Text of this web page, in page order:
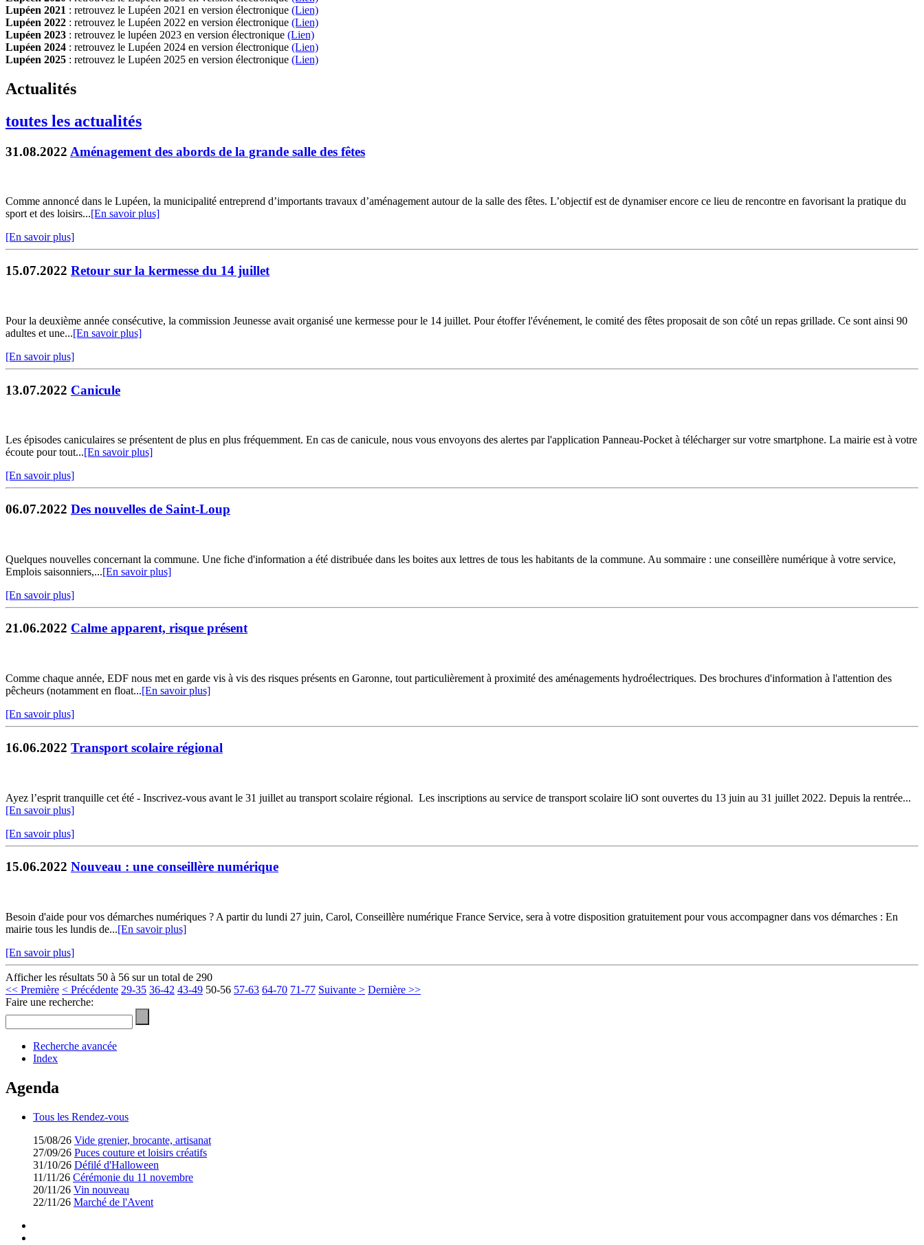
Lupéen 2021 : retrouvez le Lupéen 2021 en version électronique (Lien)
Lupéen 2022 : retrouvez le Lupéen 2022 en version électronique (Lien)
Lupéen 2023 : retrouvez le lupéen 2023 en version électronique (Lien)
Lupéen 2024 : retrouvez le Lupéen 2024 en version électronique (Lien)
Lupéen 2025 : retrouvez le Lupéen 2025 en version électronique (Lien)
Actualités
toutes les actualités
31.08.2022 Aménagement des abords de la grande salle des fêtes
Comme annoncé dans le Lupéen, la municipalité entreprend d’importants travaux d’aménagement autour de la salle des fêtes. L’objectif est de dynamiser encore ce lieu de rencontre en favorisant la pratique du
sport et des loisirs...[En savoir plus]
[En savoir plus]
15.07.2022 Retour sur la kermesse du 14 juillet
Pour la deuxième année consécutive, la commission Jeunesse avait organisé une kermesse pour le 14 juillet. Pour étoffer l'événement, le comité des fêtes proposait de son côté un repas grillade. Ce sont ainsi 90
adultes et une...[En savoir plus]
[En savoir plus]
13.07.2022 Canicule
Les épisodes caniculaires se présentent de plus en plus fréquemment. En cas de canicule, nous vous envoyons des alertes par l'application Panneau-Pocket à télécharger sur votre smartphone. La mairie est à votre
écoute pour tout...[En savoir plus]
[En savoir plus]
06.07.2022 Des nouvelles de Saint-Loup
Quelques nouvelles concernant la commune. Une fiche d'information a été distribuée dans les boites aux lettres de tous les habitants de la commune. Au sommaire : une conseillère numérique à votre service,
Emplois saisonniers,...[En savoir plus]
[En savoir plus]
21.06.2022 Calme apparent, risque présent
Comme chaque année, EDF nous met en garde vis à vis des risques présents en Garonne, tout particulièrement à proximité des aménagements hydroélectriques. Des brochures d'information à l'attention des
pêcheurs (notamment en float...[En savoir plus]
[En savoir plus]
16.06.2022 Transport scolaire régional
Ayez l’esprit tranquille cet été - Inscrivez-vous avant le 31 juillet au transport scolaire régional. Les inscriptions au service de transport scolaire liO sont ouvertes du 13 juin au 31 juillet 2022. Depuis la rentrée...
[En savoir plus]
[En savoir plus]
15.06.2022 Nouveau : une conseillère numérique
Besoin d'aide pour vos démarches numériques ? A partir du lundi 27 juin, Carol, Conseillère numérique France Service, sera à votre disposition gratuitement pour vous accompagner dans vos démarches : En
mairie tous les lundis de...[En savoir plus]
[En savoir plus]
Afficher les résultats 50 à 56 sur un total de 290
<< Première < Précédente 29-35 36-42 43-49 50-56 57-63 64-70 71-77 Suivante > Dernière >>
Faire une recherche:
Recherche avancée
Index
Agenda
Tous les Rendez-vous
15/08/26 Vide grenier, brocante, artisanat
27/09/26 Puces couture et loisirs créatifs
31/10/26 Défilé d'Halloween
11/11/26 Cérémonie du 11 novembre
20/11/26 Vin nouveau
22/11/26 Marché de l'Avent